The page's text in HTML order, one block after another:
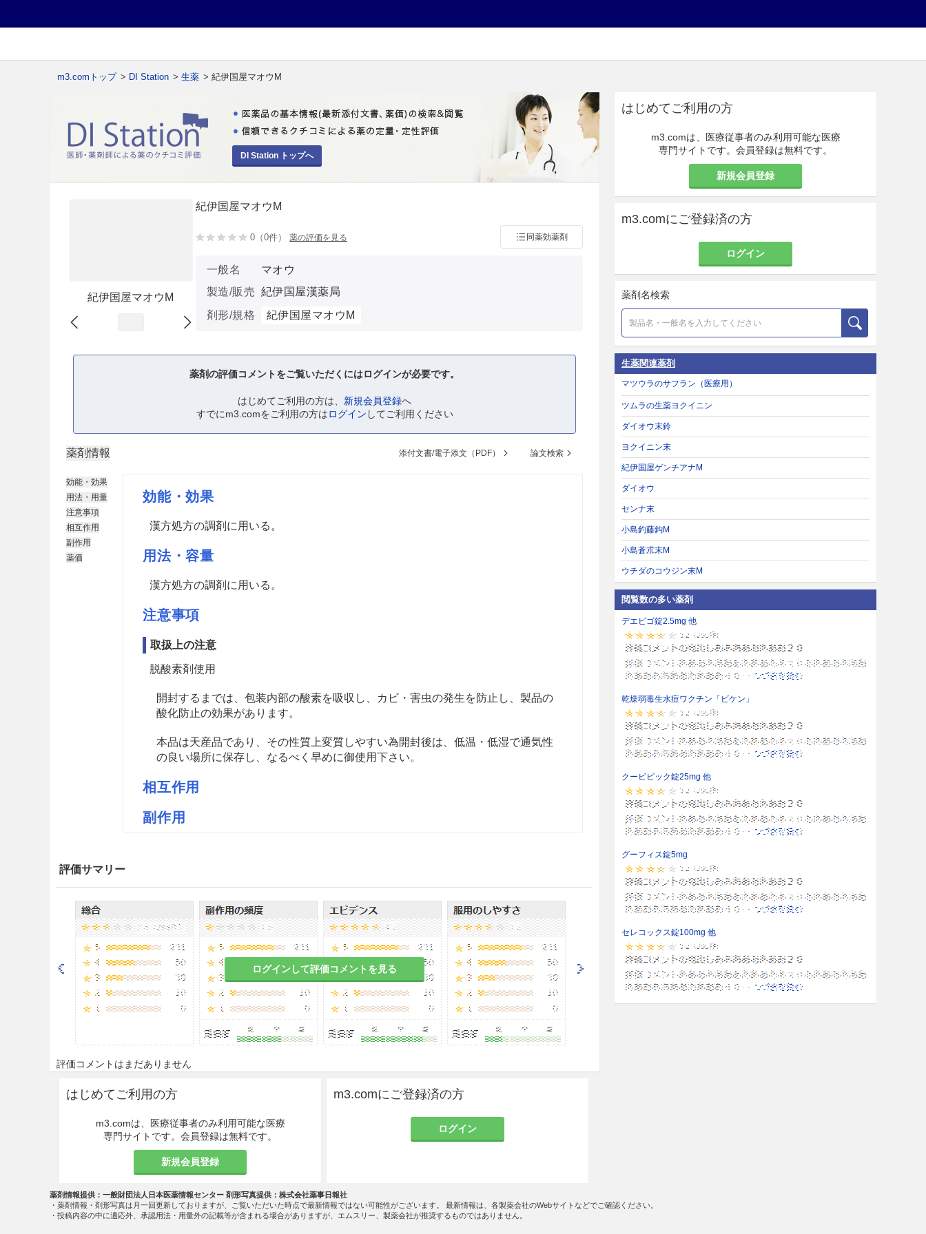
m3.comトップ > DI Station > 生薬 > 紀伊国屋マオウM
DI Station トップへ
紀伊国屋マオウM
紀伊国屋マオウM
0（0件） 薬の評価を見る 同薬効薬剤
一般名
マオウ
製造/販売 紀伊国屋漢薬局
剤形/規格
紀伊国屋マオウM
薬剤の評価コメントをご覧いただくにはログインが必要です。
はじめてご利用の方は、 新規会員登録へ
すでにm3.comをご利用の方はログイン してご利用ください
薬剤情報 添付文書/電子添文（PDF） 論文検索
効能・効果
用法・用量
注意事項
相互作用
副作用
薬価
効能・効果
漢方処方の調剤に用いる。
用法・容量
漢方処方の調剤に用いる。
注意事項
取扱上の注意
脱酸素剤使用
開封するまでは、包装内部の酸素を吸収し、カビ・害虫の発生を防止し、製品の
酸化防止の効果があります。
本品は天産品であり、その性質上変質しやすい為開封後は、低温・低湿で通気性
の良い場所に保存し、なるべく早めに御使用下さい。
相互作用
副作用
評価サマリー
ログインして評価コメントを見る
評価コメントはまだありません
はじめてご利用の方
m3.comは、医療従事者のみ利用可能な医療
専門サイトです。会員登録は無料です。
新規会員登録
m3.comにご登録済の方
ログイン
はじめてご利用の方
m3.comは、医療従事者のみ利用可能な医療
専門サイトです。会員登録は無料です。
新規会員登録
m3.comにご登録済の方
ログイン
薬剤名検索
生薬関連薬剤
マツウラのサフラン（医療用）
ツムラの生薬ヨクイニン
ダイオウ末鈴
ヨクイニン末
紀伊国屋ゲンチアナM
ダイオウ
センナ末
小島釣藤鈎M
小島蒼朮末M
ウチダのコウジン末M
閲覧数の多い薬剤
デエビゴ錠2.5mg 他
乾燥弱毒生水痘ワクチン「ビケン」
クービビック錠25mg 他
グーフィス錠5mg
セレコックス錠100mg 他
薬剤情報提供：一般財団法人日本医薬情報センター 剤形写真提供：株式会社薬事日報社
・薬剤情報・剤形写真は月一回更新しておりますが、ご覧いただいた時点で最新情報ではない可能性がございます。 最新情報は、各製薬会社のWebサイトなどでご確認ください。
・投稿内容の中に適応外、承認用法・用量外の記載等が含まれる場合がありますが、エムスリー、製薬会社が推奨するものではありません。